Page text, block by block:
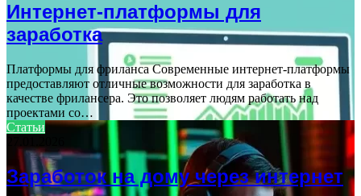
Интернет-платформы для
заработка
Платформы для фриланса Современные интернет-платформы
предоставляют отличные возможности для заработка в
качестве фрилансера. Это позволяет людям работать над
проектами со…
Статьи
Заработок на дому через интернет